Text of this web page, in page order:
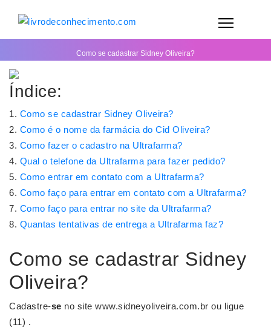
Como se cadastrar Sidney Oliveira?
Índice:
Como se cadastrar Sidney Oliveira?
Como é o nome da farmácia do Cid Oliveira?
Como fazer o cadastro na Ultrafarma?
Qual o telefone da Ultrafarma para fazer pedido?
Como entrar em contato com a Ultrafarma?
Como faço para entrar em contato com a Ultrafarma?
Como faço para entrar no site da Ultrafarma?
Quantas tentativas de entrega a Ultrafarma faz?
Como se cadastrar Sidney
Oliveira?
Cadastre-se no site www.sidneyoliveira.com.br ou ligue
(11) .